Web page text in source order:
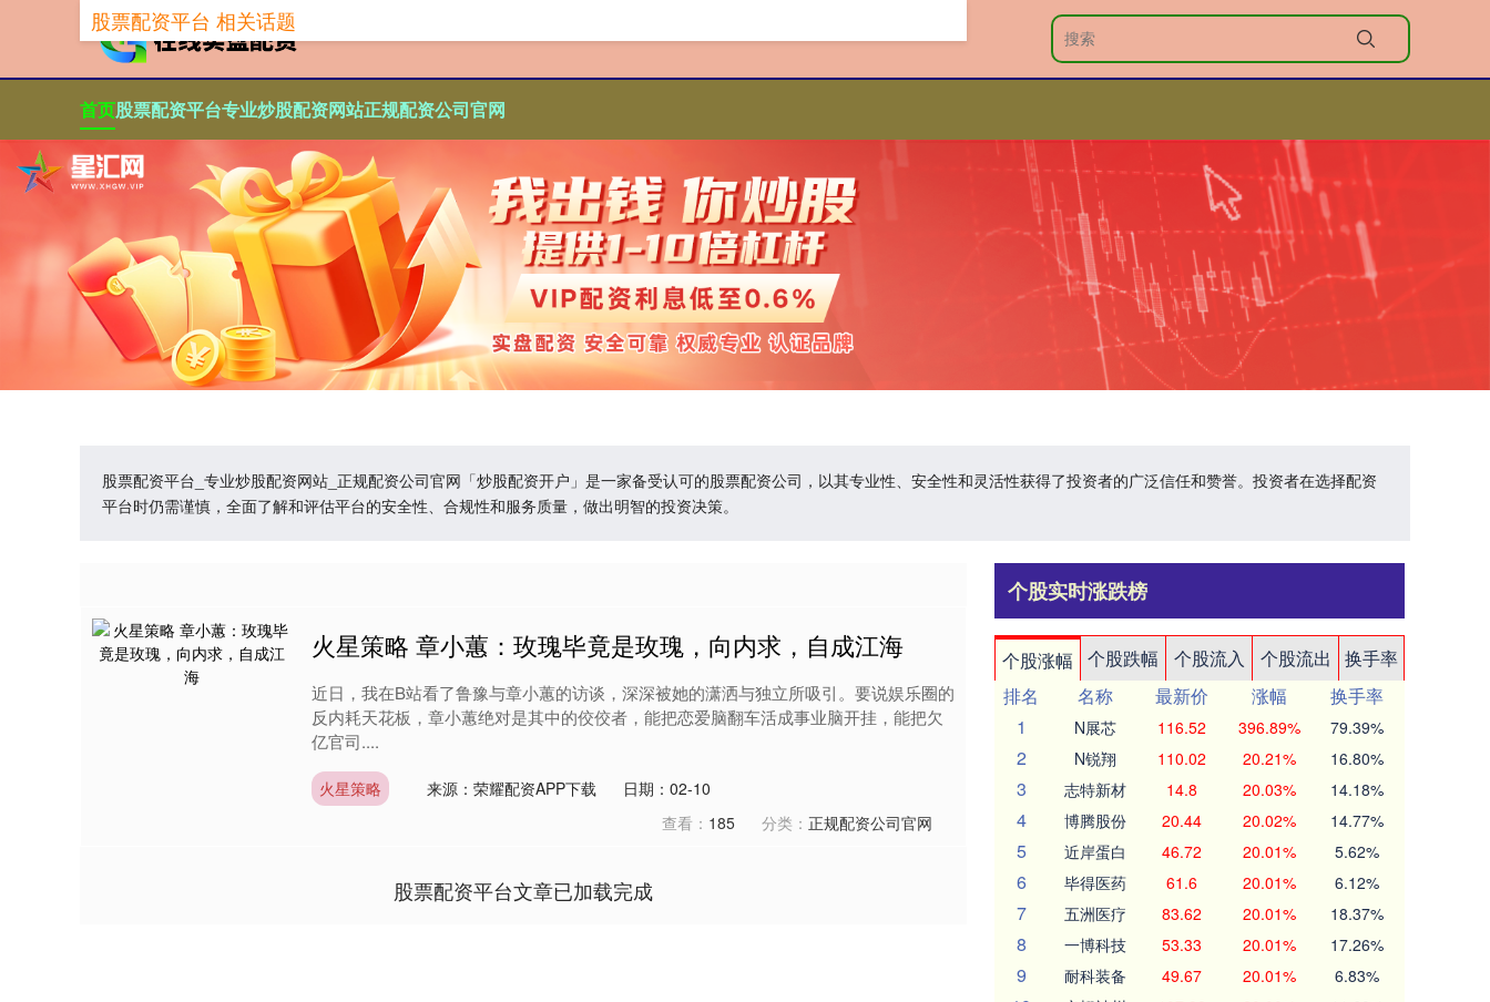
首页股票配资平台专业炒股配资网站正规配资公司官网
股票配资平台_专业炒股配资网站_正规配资公司官网「炒股配资开户」是一家备受认可的股票配资公司，以其专业性、安全性和灵活性获得了投资者的广泛信任和赞誉。投资者在选择配资
平台时仍需谨慎，全面了解和评估平台的安全性、合规性和服务质量，做出明智的投资决策。
股票配资平台 相关话题
火星策略 章小蕙：玫瑰毕竟是玫瑰，向内求，自成江海
近日，我在B站看了鲁豫与章小蕙的访谈，深深被她的潇洒与独立所吸引。要说娱乐圈的
反内耗天花板，章小蕙绝对是其中的佼佼者，能把恋爱脑翻车活成事业脑开挂，能把欠
亿官司....
火星策略 来源：荣耀配资APP下载
日期：02-10
查看： 185 分类： 正规配资公司官网
股票配资平台文章已加载完成
个股实时涨跌榜
个股涨幅 个股跌幅 个股流入 个股流出
换手率
排名
名称 最新价 涨幅
换手率
1
N展芯 116.52 396.89% 79.39%
2 N锐翔 110.02 20.21% 16.80%
3 志特新材 14.8 20.03% 14.18%
4 博腾股份 20.44 20.02% 14.77%
5 近岸蛋白 46.72 20.01% 5.62%
6 毕得医药 61.6 20.01% 6.12%
7 五洲医疗 83.62 20.01% 18.37%
8 一博科技 53.33 20.01% 17.26%
9 耐科装备 49.67 20.01% 6.83%